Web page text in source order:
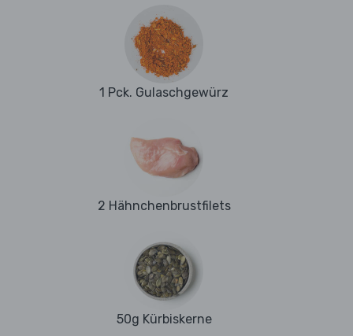
1 Pck. Gulaschgewürz
2 Hähnchenbrustfilets
50g Kürbiskerne